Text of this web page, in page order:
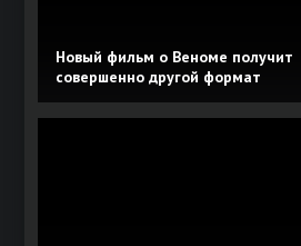
Новый фильм о Веноме получит
совершенно другой формат